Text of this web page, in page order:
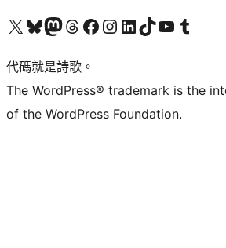
Visit our X (formerly Twitter) account
Visit our Bluesky account
Visit our Mastodon account
Visit our Threads account
訪問我們的 Facebook 專頁Visit our Instagram account
Visit our LinkedIn account
Visit our TikTok account
Visit our YouTube channel
Visit our Tumblr
代碼就是詩歌。
The WordPress® trademark is the
of the WordPress Foundation.